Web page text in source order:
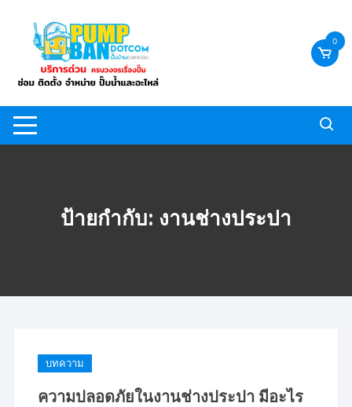
content
0
ป้ายกำกับ: งานช่างประปา
บทความ
ความปลอดภัยในงานช่างประปา มีอะไร